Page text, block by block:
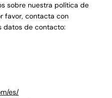
sobre nuestra política de
favor, contacta con
datos de contacto:
es/